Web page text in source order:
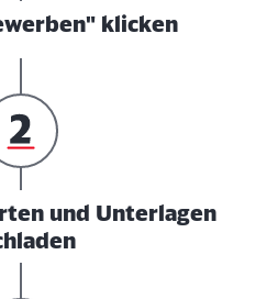
klicken
und Unterlagen